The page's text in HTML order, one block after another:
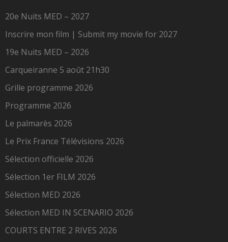
20e Nuits MED – 2027
Inscrire mon film | Submit my movie for 2027
19e Nuits MED – 2026
Carqueiranne 5 août 21h30
Grille programme 2026
Programme 2026
Le palmarès 2026
Le Prix France Télévisions 2026
Sélection officielle 2026
Sélection 1er FILM 2026
Sélection MED 2026
Sélection MED IN SCENARIO 2026
COURTS ENTRE 2 RIVES 2026